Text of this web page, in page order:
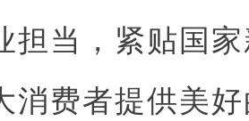
担当，紧贴国
消费者提供美